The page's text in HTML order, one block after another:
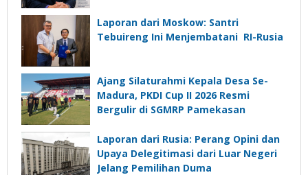
Laporan dari Moskow: Santri
Tebuireng Ini Menjembatani RI-Rusia
Ajang Silaturahmi Kepala Desa Se-
Madura, PKDI Cup II 2026 Resmi
Bergulir di SGMRP Pamekasan
Laporan dari Rusia: Perang Opini dan
Upaya Delegitimasi dari Luar Negeri
Jelang Pemilihan Duma